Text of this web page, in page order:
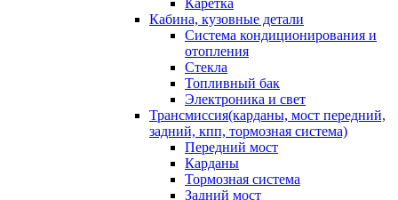
Каретка
Кабина, кузовные детали
Система кондиционирования и
отопления
Стекла
Топливный бак
Электроника и свет
Трансмиссия(карданы, мост передний,
задний, кпп, тормозная система)
Передний мост
Карданы
Тормозная система
Задний мост